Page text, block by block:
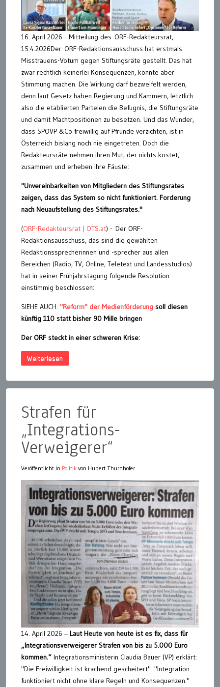
16. April 2026 - Mitteilung des ORF-Redakteursrat,
15.4.2026Der ORF-Redaktionsausschuss hat erstmals
Misstrauens-Votum gegen Stiftungsräte gestellt. Das hat
zwar rechtlich keinerlei Konsequenzen, könnte aber
Stimmung machen. Die Wirkung darf bezweifelt werden,
denn laut Gesetz haben Regierung und Kammern, letztlich
also die etablierten Parteien die Befugnis, die Stiftungsräte
und damit Machtpositionen zu besetzen. Und das Wunder,
dass SPÖVP &Co freiwillig auf Pfründe verzichten, ist in
Österreich bislang noch nie eingetreten. Doch die
Redakteursräte nehmen ihren Mut, der nichts kostet,
zusammen und erheben ihre Fäuste:
"Unvereinbarkeiten von Mitgliedern des Stiftungsrates
zeigen, dass das System so nicht funktioniert. Forderung
nach Neuaufstellung des Stiftungsrates."
(ORF-Redakteursrat | OTS.at) - Der ORF-
Redaktionsausschuss, das sind die gewählten
Redaktionssprecherinnen und -sprecher aus allen
Bereichen (Radio, TV, Online, Teletext und Landesstudios)
hat in seiner Frühjahrstagung folgende Resolution
einstimmig beschlossen:
SIEHE AUCH: "Reform" der Medienförderung soll diesen
künftig 110 statt bisher 90 Mille bringen
Der ORF steckt in einer schweren Krise:
Weiterlesen
Strafen für
„Integrations-
Verweigerer“
Veröffentlicht in Politik von Hubert Thurnhofer
14. April 2026 – Laut Heute von heute ist es fix, dass für
„Integrationsverweigerer Strafen von bis zu 5.000 Euro
kommen.“ Integrationsministerin Claudia Bauer (VP) erklärt:
"Die Freiwilligkeit ist krachend gescheitert". "Integration
funktioniert nicht ohne klare Regeln und Konsequenzen."